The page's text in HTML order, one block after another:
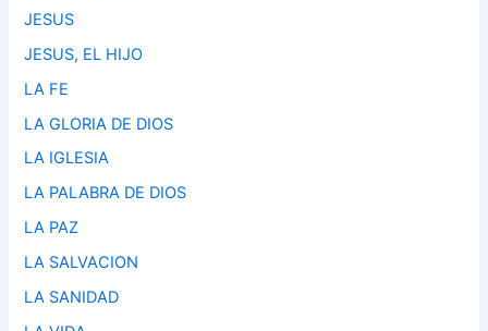
JESUS
JESUS, EL HIJO
LA FE
LA GLORIA DE DIOS
LA IGLESIA
LA PALABRA DE DIOS
LA PAZ
LA SALVACION
LA SANIDAD